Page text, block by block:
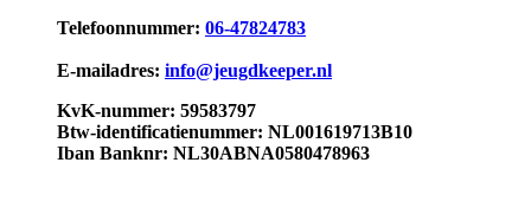
Telefoonnummer: 06-47824783
E-mailadres: info@jeugdkeeper.nl
KvK-nummer: 59583797
Btw-identificatienummer: NL001619713B10​
Iban Banknr: NL30ABNA0580478963